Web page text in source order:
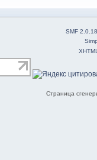
SMF 2.0.18
Страница